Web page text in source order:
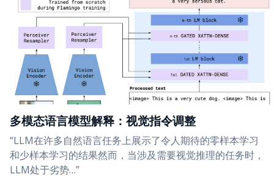
多模态语言模型解释：视觉指令调整
“LLM在许多自然语言任务上展示了令人期待的零样本学习
和少样本学习的结果然而，当涉及需要视觉推理的任务时，
LLM处于劣势…”